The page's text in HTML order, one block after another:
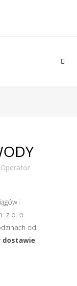
Operator
i
z o. o.
od
dostawie